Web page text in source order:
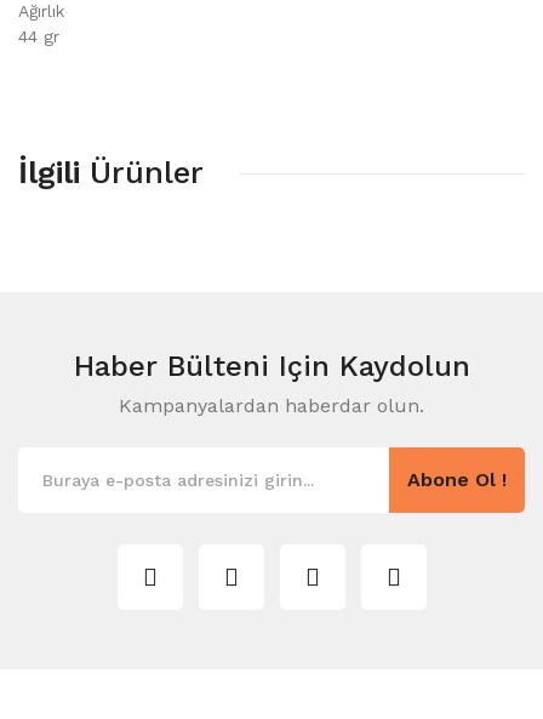
Ağırlık
44 gr
İlgili Ürünler
Haber Bülteni Için Kaydolun
Kampanyalardan haberdar olun.
Abone Ol !